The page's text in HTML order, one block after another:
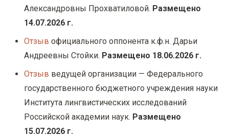
Александровны Прохватиловой. Размещено
14.07.2026 г.
Отзыв официального оппонента к.ф.н. Дарьи
Андреевны Стойки. Размещено 18.06.2026 г.
Отзыв ведущей организации — Федерального
государственного бюджетного учреждения науки
Института лингвистических исследований
Российской академии наук. Размещено
15.07.2026 г.